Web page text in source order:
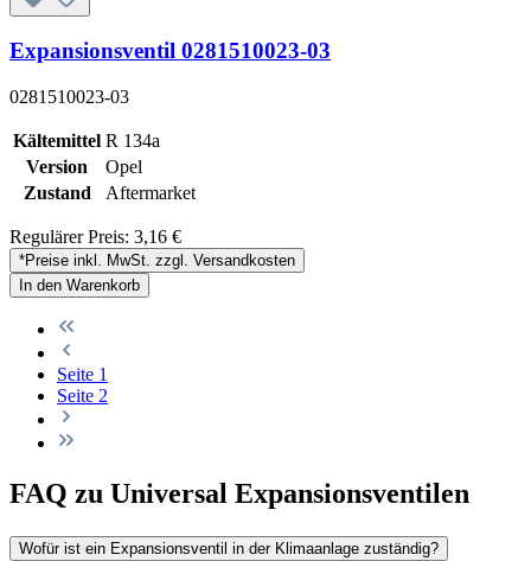
Expansionsventil 0281510023-03
0281510023-03
Kältemittel R 134a
Version
Opel
Zustand
Aftermarket
Regulärer Preis: 3,16 €
*Preise inkl. MwSt. zzgl. Versandkosten
In den Warenkorb
Seite 1
Seite 2
FAQ zu Universal Expansionsventilen
Wofür ist ein Expansionsventil in der Klimaanlage zuständig?